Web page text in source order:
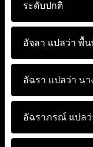
ระดับปกติ
อัจลา แปลว่า พื้น
อัฉรา แปลว่า นา
อัฉราภรณ์ แปลว่